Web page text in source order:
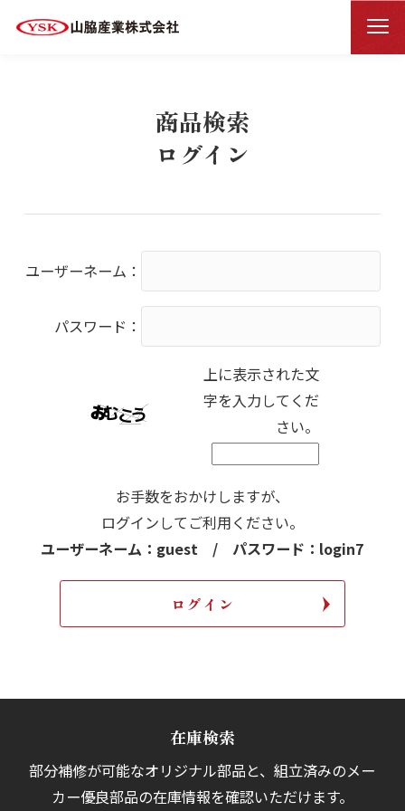
HOME 商品検索ログイン
商品検索
ログイン
ユーザーネーム：
パスワード：
上に表示された文
字を入力してくだ
さい。
お手数をおかけしますが、
ログインしてご利用ください。
ユーザーネーム：guest / パスワード：login7
在庫検索
部分補修が可能なオリジナル部品と、組立済みのメー
カー優良部品の在庫情報を確認いただけます。